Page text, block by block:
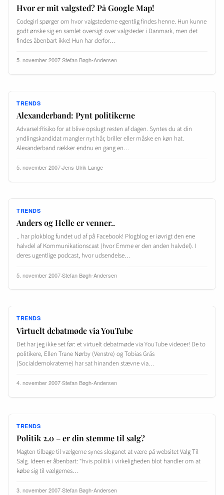
Hvor er mit valgsted? På Google Map!
Codegirl spørger om hvor valgstederne egentlig findes henne. Hun kunne
godt ønske sig en samlet oversigt over valgsteder i Danmark, men det
findes åbenbart ikke! Hun har derfor…
5. november 2007·Stefan Bøgh-Andersen
TRENDS
Alexanderband: Pynt politikerne
Advarsel:Risiko for at blive opslugt resten af dagen. Syntes du at din
yndlingskandidat mangler nyt hår, briller eller måske en køn hat.
Alexanderband rækker endnu en gang en…
5. november 2007·Jens Ulrik Lange
TRENDS
Anders og Helle er venner..
.. har plokblog fundet ud af på Facebook! Plogblog er iøvrigt den ene
halvdel af Kommunikationscast (hvor Emme er den anden halvdel). I
deres ugentlige podcast, hvor udsendelse…
5. november 2007·Stefan Bøgh-Andersen
TRENDS
Virtuelt debatmøde via YouTube
Det har jeg ikke set før: et virtuelt debatmøde via YouTube videoer! De to
politikere, Ellen Trane Nørby (Venstre) og Tobias Gräs
(Socialdemokraterne) har sat hinanden stævne via…
4. november 2007·Stefan Bøgh-Andersen
TRENDS
Politik 2.0 – er din stemme til salg?
Magten tilbage til vælgerne synes sloganet at være på websitet Valg Til
Salg. Ideen er åbenbart: “hvis politik i virkeligheden blot handler om at
købe sig til vælgernes…
3. november 2007·Stefan Bøgh-Andersen